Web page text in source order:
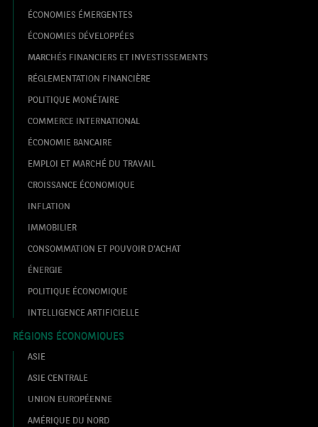
ÉCONOMIES ÉMERGENTES
ÉCONOMIES DÉVELOPPÉES
MARCHÉS FINANCIERS ET INVESTISSEMENTS
RÉGLEMENTATION FINANCIÈRE
POLITIQUE MONÉTAIRE
COMMERCE INTERNATIONAL
ÉCONOMIE BANCAIRE
EMPLOI ET MARCHÉ DU TRAVAIL
CROISSANCE ÉCONOMIQUE
INFLATION
IMMOBILIER
CONSOMMATION ET POUVOIR D'ACHAT
ÉNERGIE
POLITIQUE ÉCONOMIQUE
INTELLIGENCE ARTIFICIELLE
RÉGIONS ÉCONOMIQUES
ASIE
ASIE CENTRALE
UNION EUROPÉENNE
AMÉRIQUE DU NORD